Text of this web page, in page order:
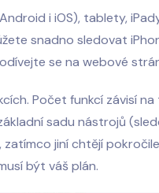
i iOS), tablety,
snadno sledovat
se na webové
Počet funkcí závisí
sadu nástrojů
jiní chtějí
být váš plán.